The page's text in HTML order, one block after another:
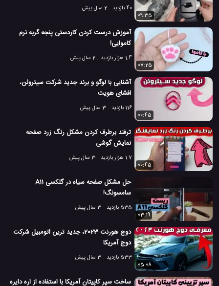
40 بازدید
2 سال پیش
09:35
آموزش درست کردن کاردستی پنجه گربه نرم
کاموایی!
1.4 هزار بازدید
2 سال پیش
07:25
آشنایی با لوگو و برند جدید شرکت سیتروئن،
افشای هویت
116 بازدید
3 سال پیش
00:45
ترفند برطرف کردن مشکل رنگ زرد صفحه
نمایش گوشی
1.7 هزار بازدید
3 سال پیش
00:45
حل مشکل صفحه سیاه در گلکسی A11
سامسونگ!
535 بازدید
3 سال پیش
03:19
دوج هورنت 2023، جدید ترین اتومبیل شرکت
دوج آمریکا
533 بازدید
3 سال پیش
05:08
ساخت سپر کاپیتان آمریکا با استفاده از اره دایره